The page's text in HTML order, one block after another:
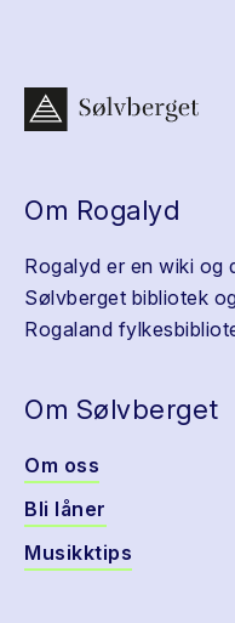
Om Rogalyd
Rogalyd er en wiki og
Sølvberget bibliotek
Rogaland
Om Sølvberget
Om oss
Bli låner
Musikktips